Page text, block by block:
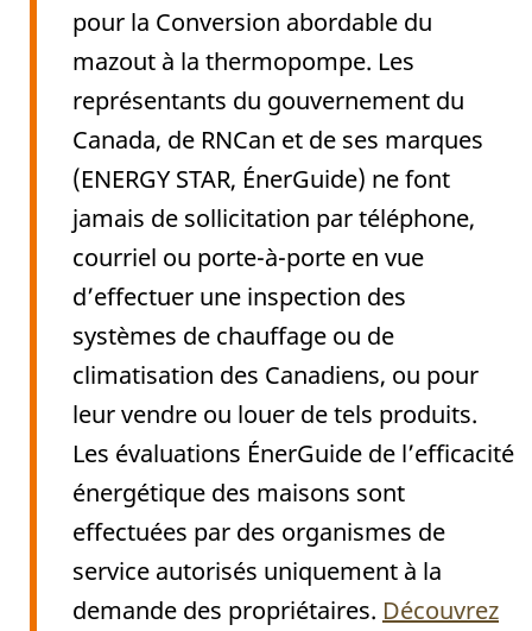
pour la Conversion abordable du
mazout à la thermopompe. Les
représentants du gouvernement du
Canada, de RNCan et de ses marques
(ENERGY STAR, ÉnerGuide) ne font
jamais de sollicitation par téléphone,
courriel ou porte-à-porte en vue
d’effectuer une inspection des
systèmes de chauffage ou de
climatisation des Canadiens, ou pour
leur vendre ou louer de tels produits.
Les évaluations ÉnerGuide de l’efficacité
énergétique des maisons sont
effectuées par des organismes de
service autorisés uniquement à la
demande des propriétaires. Découvrez